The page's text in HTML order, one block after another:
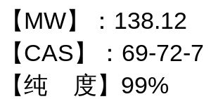
【MW】：138.12
【CAS】：69-72-7
【纯 度】99%